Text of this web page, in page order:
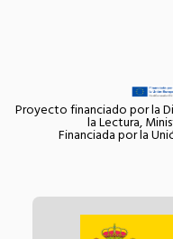
Proyecto financiado por la
la Lectura,
Financiada por la